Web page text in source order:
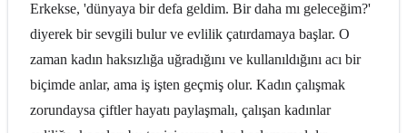
Erkekse, 'dünyaya bir defa geldim. Bir daha mı geleceğim?'
diyerek bir sevgili bulur ve evlilik çatırdamaya başlar. O
zaman kadın haksızlığa uğradığını ve kullanıldığını acı bir
biçimde anlar, ama iş işten geçmiş olur. Kadın çalışmak
zorundaysa çiftler hayatı paylaşmalı, çalışan kadınlar